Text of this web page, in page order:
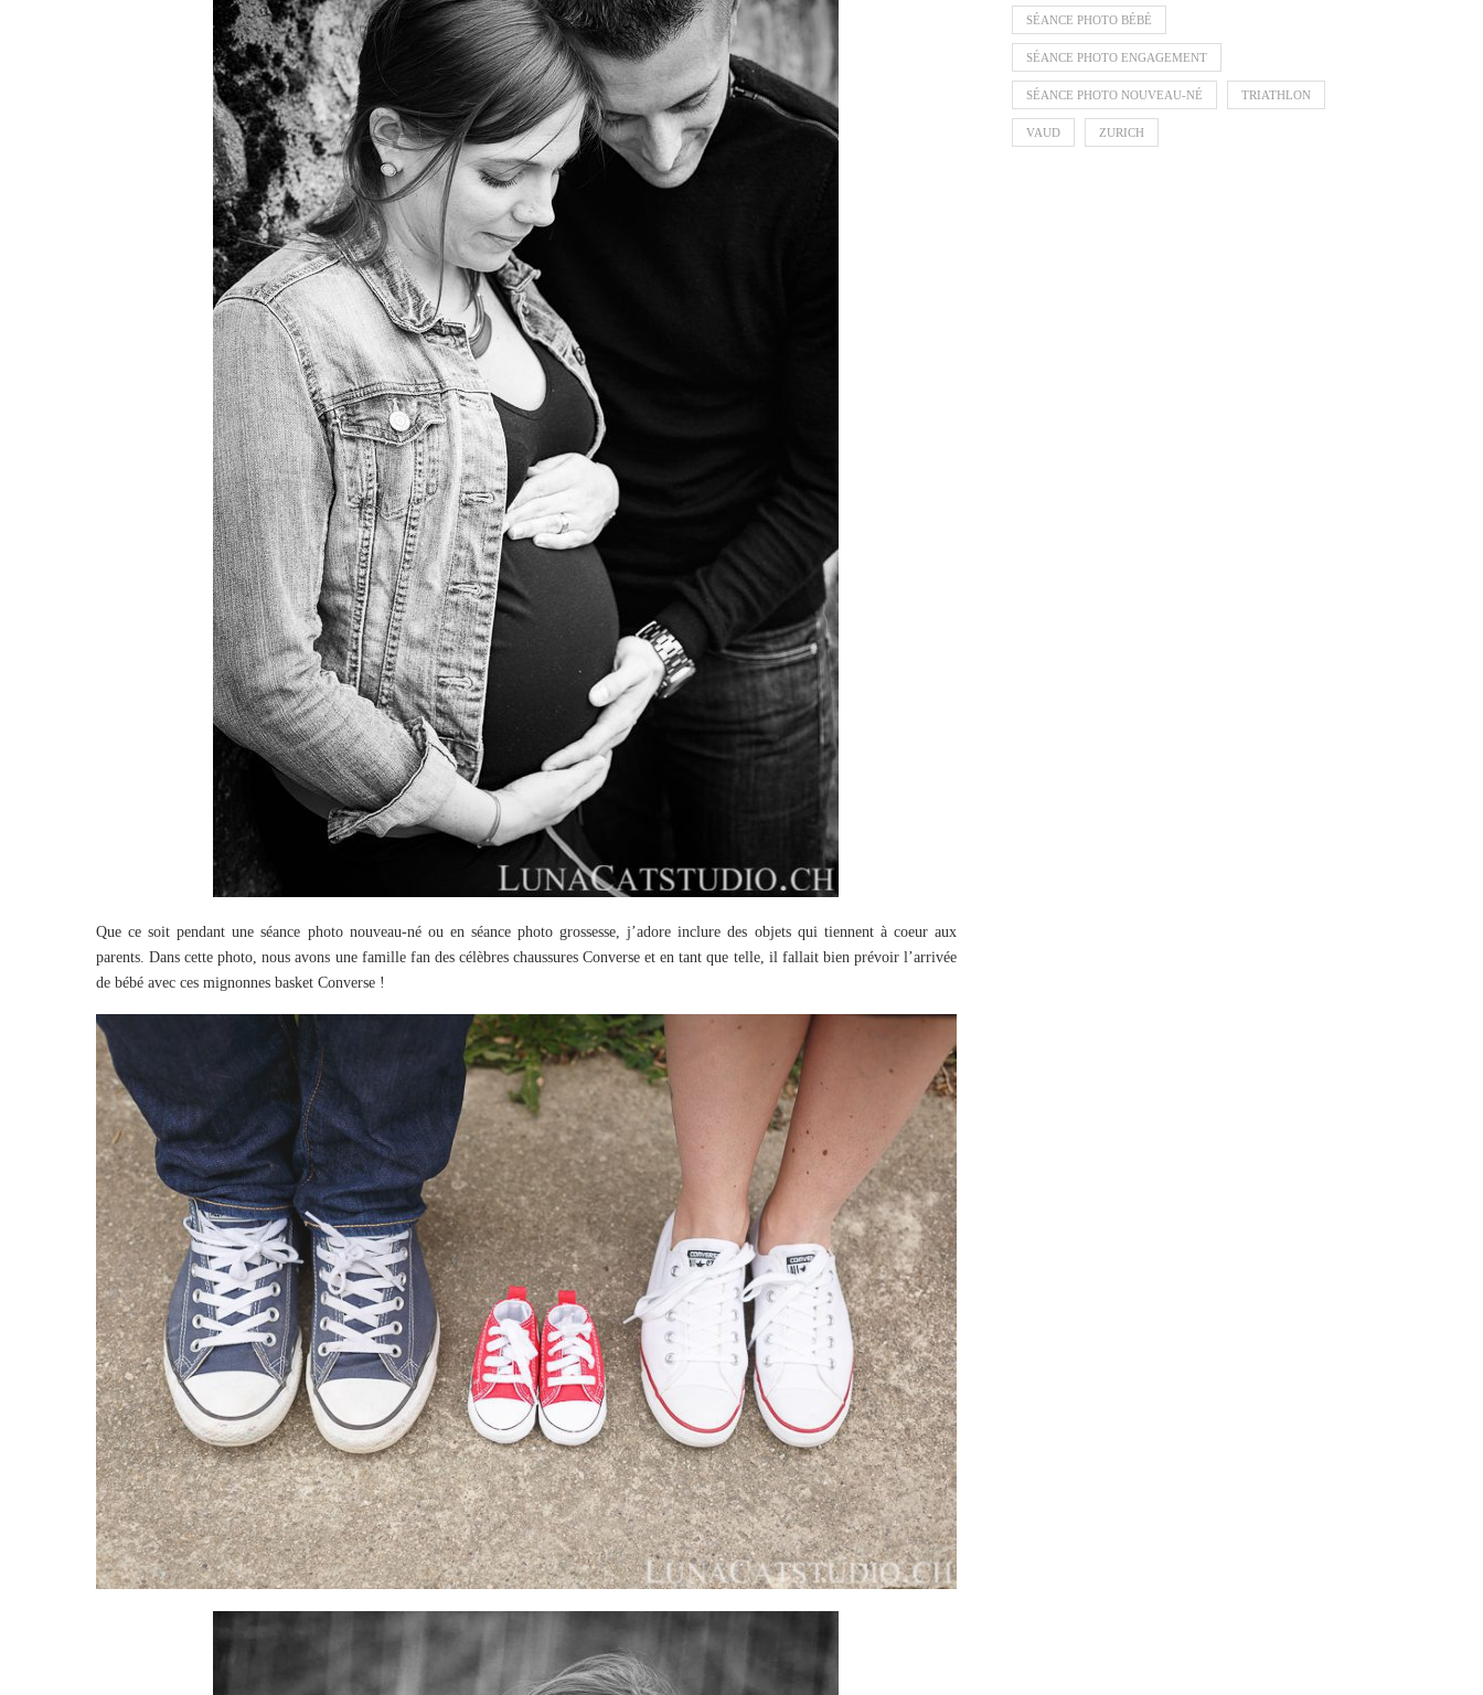
Que ce soit pendant une séance photo nouveau-né ou en séance photo grossesse, j’adore inclure des objets qui tiennent à coeur aux
parents. Dans cette photo, nous avons une famille fan des célèbres chaussures Converse et en tant que telle, il fallait bien prévoir l’arrivée
de bébé avec ces mignonnes basket Converse !
SÉANCE PHOTO BÉBÉ
SÉANCE PHOTO ENGAGEMENT
SÉANCE PHOTO NOUVEAU-NÉ TRIATHLON
VAUD ZURICH